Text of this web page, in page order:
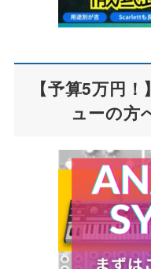
【予算5万円
ューの方